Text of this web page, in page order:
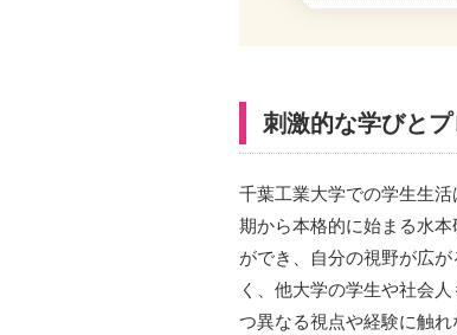
刺激的な学びと
千葉工業大学での学生生
期から本格的に始まる水
ができ、自分の視野が広
く、他大学の学生や社会
つ異なる視点や経験に触